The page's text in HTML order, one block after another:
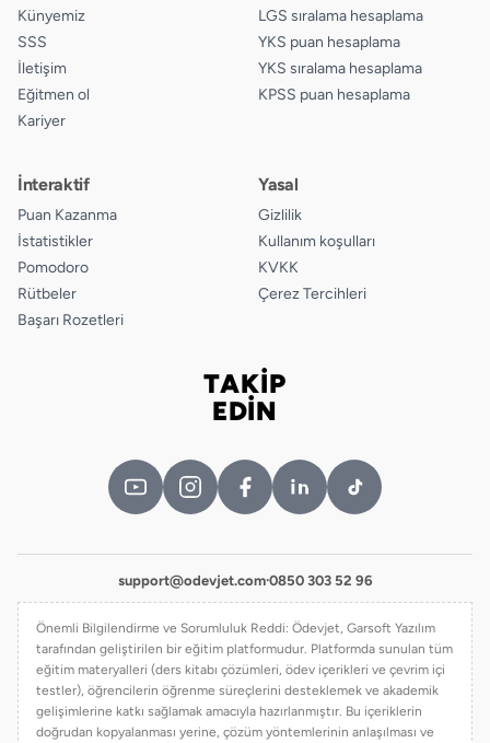
Künyemiz
SSS
İletişim
Eğitmen ol
Kariyer
LGS sıralama hesaplama
YKS puan hesaplama
YKS sıralama hesaplama
KPSS puan hesaplama
İnteraktif
Puan Kazanma
İstatistikler
Pomodoro
Rütbeler
Başarı Rozetleri
Yasal
Gizlilik
Kullanım koşulları
KVKK
Çerez Tercihleri
TAKİP
EDİN
support@odevjet.com·0850 303 52 96
Önemli Bilgilendirme ve Sorumluluk Reddi: Ödevjet, Garsoft Yazılım
tarafından geliştirilen bir eğitim platformudur. Platformda sunulan tüm
eğitim materyalleri (ders kitabı çözümleri, ödev içerikleri ve çevrim içi
testler), öğrencilerin öğrenme süreçlerini desteklemek ve akademik
gelişimlerine katkı sağlamak amacıyla hazırlanmıştır. Bu içeriklerin
doğrudan kopyalanması yerine, çözüm yöntemlerinin anlaşılması ve